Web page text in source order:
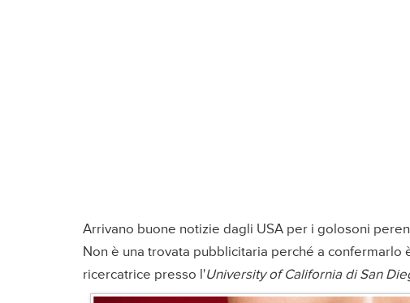
Arrivano buone notizie dagli USA per i golosoni
Non è una trovata pubblicitaria perché a confermarlo
ricercatrice presso l'University of California di San